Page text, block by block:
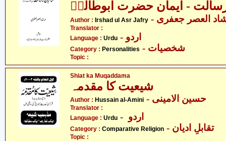
- ایمان حضرت ابوطالبؑ
Author : Irshad ul Asr Jafry العصر جعفری
Translator :
Language : Urdu - اردو
Category : Personalities - شخصیات
Topic :
Shiat ka Muqaddama
Author : Hussain al-Amini - حسین الامینی
Translator :
Language : Urdu
Category : Comparative Religion - تقابلِ ادیان
Topic :